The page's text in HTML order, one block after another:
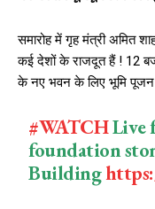
समारोह में गृह मंत्री अमित
कई देशों के राजदूत हैं ! 12
के नए भवन के लिए भूमि
#WATCHLive
foundation
Building